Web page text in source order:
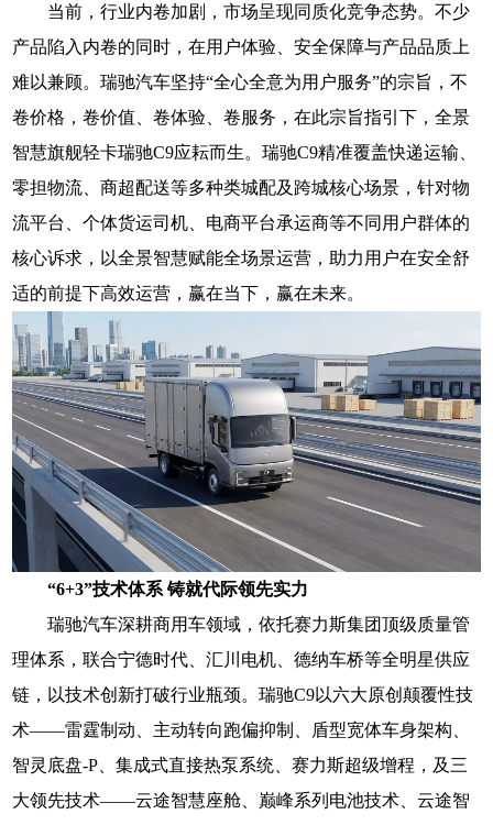
当前，行业内卷加剧，市场呈现同质化竞争态势。不少
产品陷入内卷的同时，在用户体验、安全保障与产品品质上
难以兼顾。瑞驰汽车坚持“全心全意为用户服务”的宗旨，不
卷价格，卷价值、卷体验、卷服务，在此宗旨指引下，全景
智慧旗舰轻卡瑞驰C9应耘而生。瑞驰C9精准覆盖快递运输、
零担物流、商超配送等多种类城配及跨城核心场景，针对物
流平台、个体货运司机、电商平台承运商等不同用户群体的
核心诉求，以全景智慧赋能全场景运营，助力用户在安全舒
适的前提下高效运营，赢在当下，赢在未来。
“6+3”技术体系 铸就代际领先实力
瑞驰汽车深耕商用车领域，依托赛力斯集团顶级质量管
理体系，联合宁德时代、汇川电机、德纳车桥等全明星供应
链，以技术创新打破行业瓶颈。瑞驰C9以六大原创颠覆性技
术——雷霆制动、主动转向跑偏抑制、盾型宽体车身架构、
智灵底盘-P、集成式直接热泵系统、赛力斯超级增程，及三
大领先技术——云途智慧座舱、巅峰系列电池技术、云途智